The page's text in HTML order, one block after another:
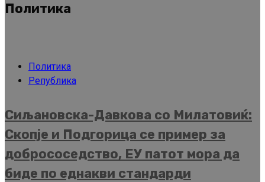
Политика
Политика
Република
Сиљановска-Давкова со Милатовиќ:
Скопје и Подгорица се пример за
добрососедство, ЕУ патот мора да
биде по еднакви стандарди